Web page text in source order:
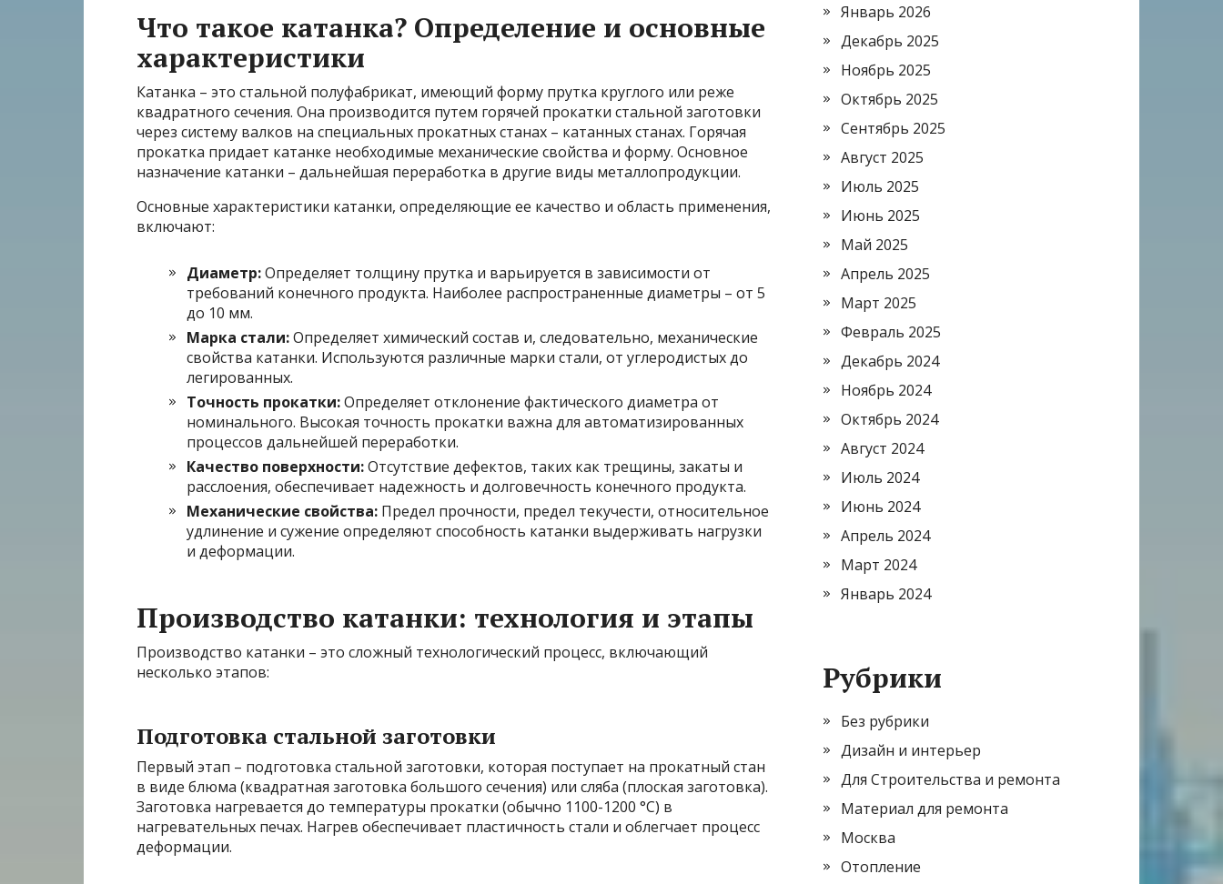
Что такое катанка? Определение и основные
характеристики
Катанка – это стальной полуфабрикат, имеющий форму прутка круглого или реже
квадратного сечения. Она производится путем горячей прокатки стальной заготовки
через систему валков на специальных прокатных станах – катанных станах. Горячая
прокатка придает катанке необходимые механические свойства и форму. Основное
назначение катанки – дальнейшая переработка в другие виды металлопродукции.
Основные характеристики катанки, определяющие ее качество и область применения,
включают:
Диаметр:Определяет толщину прутка и варьируется в зависимости от
требований конечного продукта. Наиболее распространенные диаметры – от 5
до 10 мм.
Марка стали:Определяет химический состав и, следовательно, механические
свойства катанки. Используются различные марки стали, от углеродистых до
легированных.
Точность прокатки:Определяет отклонение фактического диаметра от
номинального. Высокая точность прокатки важна для автоматизированных
процессов дальнейшей переработки.
Качество поверхности:Отсутствие дефектов, таких как трещины, закаты и
расслоения, обеспечивает надежность и долговечность конечного продукта.
Механические свойства: Предел прочности, предел текучести, относительное
удлинение и сужение определяют способность катанки выдерживать нагрузки
и деформации.
Производство катанки: технология и этапы
Производство катанки – это сложный технологический процесс, включающий
несколько этапов:
Подготовка стальной заготовки
Первый этап – подготовка стальной заготовки, которая поступает на прокатный стан
в виде блюма (квадратная заготовка большого сечения) или сляба (плоская заготовка).
Заготовка нагревается до температуры прокатки (обычно 1100-1200 °C) в
нагревательных печах. Нагрев обеспечивает пластичность стали и облегчает процесс
деформации.
Январь 2026
Декабрь 2025
Ноябрь 2025
Октябрь 2025
Сентябрь 2025
Август 2025
Июль 2025
Июнь 2025
Май 2025
Апрель 2025
Март 2025
Февраль 2025
Декабрь 2024
Ноябрь 2024
Октябрь 2024
Август 2024
Июль 2024
Июнь 2024
Апрель 2024
Март 2024
Январь 2024
Рубрики
Без рубрики
Дизайн и интерьер
Для Строительства и ремонта
Материал для ремонта
Москва
Отопление